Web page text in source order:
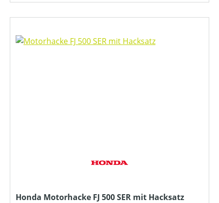
Honda Motorhacke FJ 500 SER mit Hacksatz